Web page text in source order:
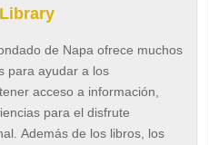
de Napa ofrece muchos
para ayudar a los
acceso a información,
para el disfrute
Además de los libros, los